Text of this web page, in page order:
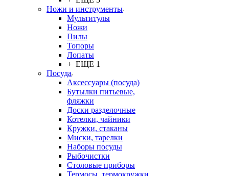
Ножи и инструменты
Мультитулы
Ножи
Пилы
Топоры
Лопаты
+ ЕЩЕ 1
Посуда
Аксессуары (посуда)
Бутылки питьевые,
фляжки
Доски разделочные
Котелки, чайники
Кружки, стаканы
Миски, тарелки
Наборы посуды
Рыбочистки
Столовые приборы
Термосы, термокружки